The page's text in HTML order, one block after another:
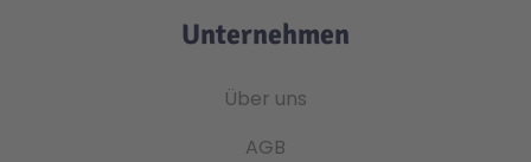
Unternehmen
Über uns
AGB